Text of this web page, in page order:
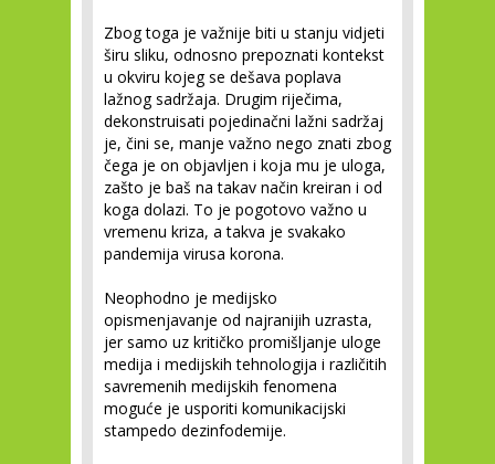
Zbog toga je važnije biti u stanju vidjeti
širu sliku, odnosno prepoznati kontekst
u okviru kojeg se dešava poplava
lažnog sadržaja. Drugim riječima,
dekonstruisati pojedinačni lažni sadržaj
je, čini se, manje važno nego znati zbog
čega je on objavljen i koja mu je uloga,
zašto je baš na takav način kreiran i od
koga dolazi. To je pogotovo važno u
vremenu kriza, a takva je svakako
pandemija virusa korona.
Neophodno je medijsko
opismenjavanje od najranijih uzrasta,
jer samo uz kritičko promišljanje uloge
medija i medijskih tehnologija i različitih
savremenih medijskih fenomena
moguće je usporiti komunikacijski
stampedo dezinfodemije.